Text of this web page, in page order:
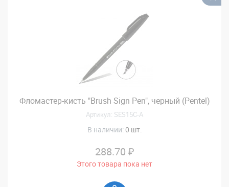
Фломастер-кисть "Brush Sign Pen", черный (Pentel)
Артикул: SES15C-A
В наличии: 0 шт.
288.70 ₽
Этого товара пока нет